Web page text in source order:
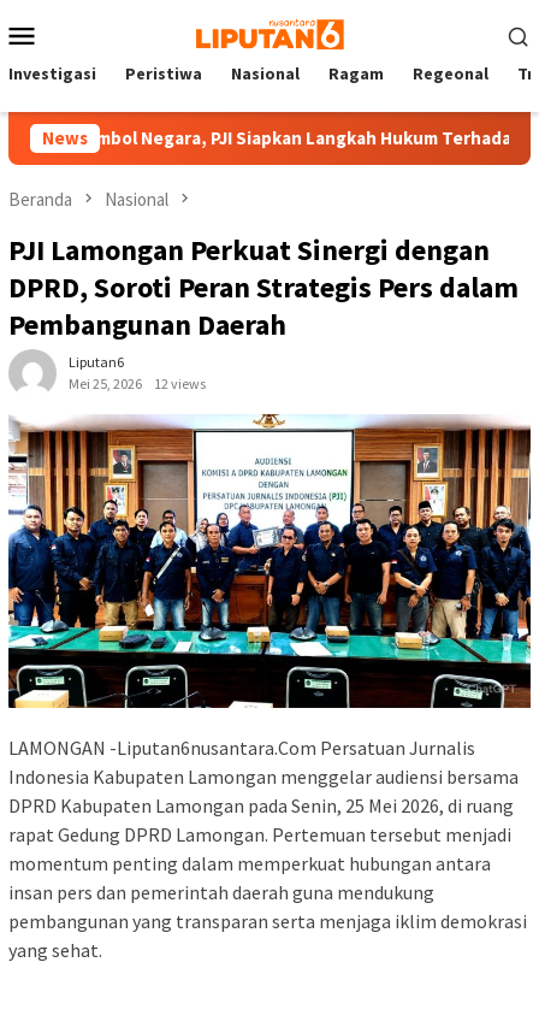
ke
Mobile
Investigasi Peristiwa Nasional Ragam Regeonal
News
Negara, PJI Siapkan Langkah Hukum Terhadap Hotman
Beranda Nasional
PJI Lamongan Perkuat Sinergi dengan
DPRD, Soroti Peran Strategis Pers dalam
Pembangunan Daerah
Liputan6
Mei 25, 2026
12 views
LAMONGAN -Liputan6nusantara.Com Persatuan Jurnalis
Indonesia Kabupaten Lamongan menggelar audiensi bersama
DPRD Kabupaten Lamongan pada Senin, 25 Mei 2026, di ruang
rapat Gedung DPRD Lamongan. Pertemuan tersebut menjadi
momentum penting dalam memperkuat hubungan antara
insan pers dan pemerintah daerah guna mendukung
pembangunan yang transparan serta menjaga iklim demokrasi
yang sehat.